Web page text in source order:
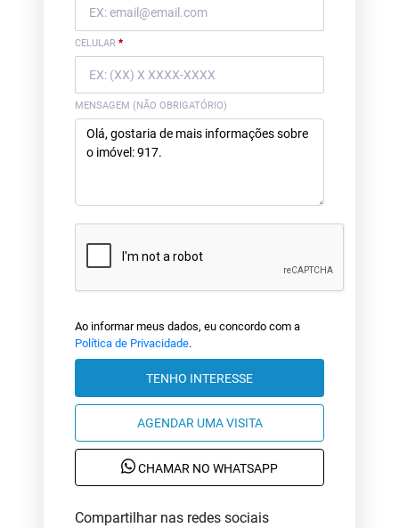
CELULAR *
MENSAGEM (NÃO OBRIGATÓRIO)
Ao informar meus dados, eu concordo com a
Política de Privacidade.
TENHO INTERESSE
AGENDAR UMA VISITA
CHAMAR NO WHATSAPP
Compartilhar nas redes sociais